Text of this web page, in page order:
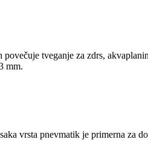
tveganje za zdrs,
mm.
vrsta pnevmatik je primerna za